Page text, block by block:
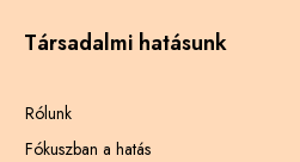
Társadalmi hatásunk
Rólunk
Fókuszban a hatás